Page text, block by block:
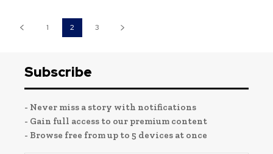
1 2 3
Subscribe
- Never miss a story with notifications
- Gain full access to our premium content
- Browse free from up to 5 devices at once